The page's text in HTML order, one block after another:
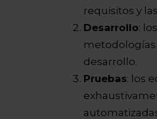
requisitos y
Desarrollo:
metodologías
desarrollo.
Pruebas: los